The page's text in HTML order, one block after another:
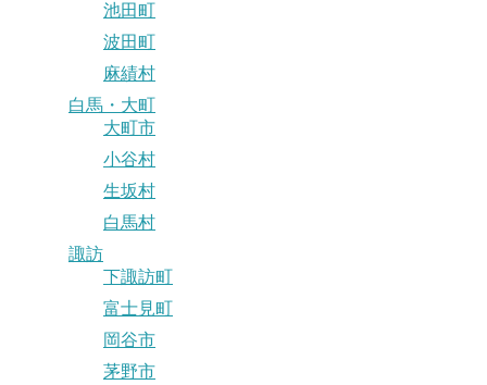
池田町
波田町
麻績村
白馬・大町
大町市
小谷村
生坂村
白馬村
諏訪
下諏訪町
富士見町
岡谷市
茅野市